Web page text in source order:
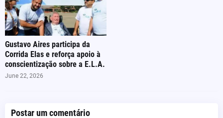
Gustavo Aires participa da
Corrida Elas e reforça apoio à
conscientização sobre a E.L.A.
June 22, 2026
Postar um comentário